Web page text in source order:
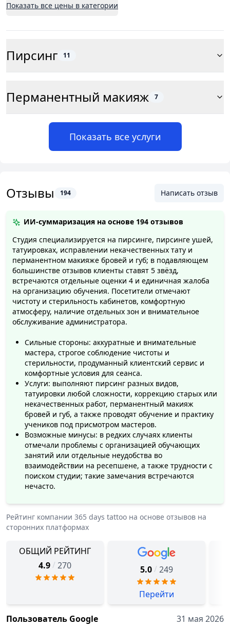
Показать все цены в категории
Пирсинг 11
Перманентный макияж 7
Показать все услуги
Отзывы 194 Написать отзыв
ИИ-суммаризация на основе 194 отзывов
Студия специализируется на пирсинге, пирсинге ушей,
татуировках, исправлении некачественных тату и
перманентном макияже бровей и губ; в подавляющем
большинстве отзывов клиенты ставят 5 звёзд,
встречаются отдельные оценки 4 и единичная жалоба
на организацию обучения. Посетители отмечают
чистоту и стерильность кабинетов, комфортную
атмосферу, наличие отдельных зон и внимательное
обслуживание администратора.
Сильные стороны: аккуратные и внимательные
мастера, строгое соблюдение чистоты и
стерильности, продуманный клиентский сервис и
комфортные условия для сеанса.
Услуги: выполняют пирсинг разных видов,
татуировки любой сложности, коррекцию старых или
некачественных работ, перманентный макияж
бровей и губ, а также проводят обучение и практику
учеников под присмотром мастеров.
Возможные минусы: в редких случаях клиенты
отмечали проблемы с организацией обучающих
занятий или отдельные неудобства во
взаимодействии на ресепшене, а также трудности с
поиском студии; такие замечания встречаются
нечасто.
Рейтинг компании 365 days tattoo на основе отзывов на
сторонних платформах
ОБЩИЙ РЕЙТИНГ
4.9 / 270 5.0 / 249
Перейти
Пользователь Google
31 мая 2026